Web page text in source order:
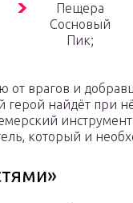
Пещера
Сосновый
Пик;
от врагов и
герой найдёт при
который и